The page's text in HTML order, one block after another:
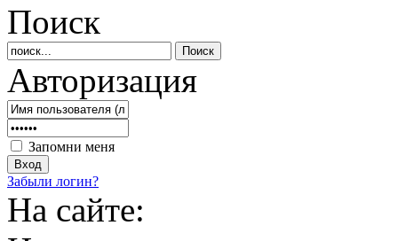
Поиск
Авторизация
Запомни меня
Забыли логин?
На сайте: